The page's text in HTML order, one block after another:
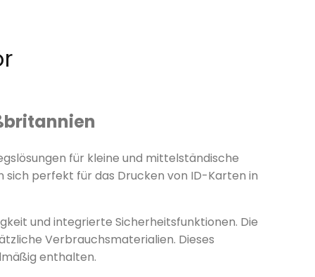
für kleine und mittelständische
perfekt für das Drucken von ID-Karten in
und integrierte Sicherheitsfunktionen. Die
Verbrauchsmaterialien. Dieses
enthalten.